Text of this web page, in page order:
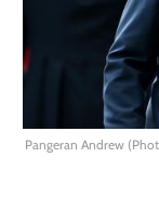
Pangeran Andrew